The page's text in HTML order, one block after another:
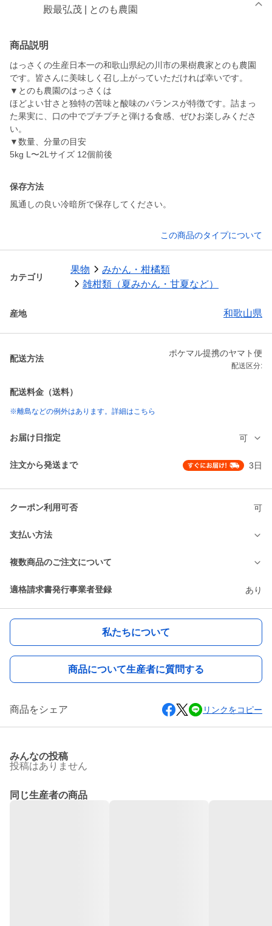
殿最弘茂 | とのも農園
商品説明
はっさくの生産日本一の和歌山県紀の川市の果樹農家とのも農園
です。皆さんに美味しく召し上がっていただければ幸いです。
▼とのも農園のはっさくは
ほどよい甘さと独特の苦味と酸味のバランスが特徴です。詰まっ
た果実に、口の中でプチプチと弾ける食感、ぜひお楽しみくださ
い。
▼数量、分量の目安
保存方法
風通しの良い冷暗所で保存してください。
この商品のタイプについて
カテゴリ
果物
みかん・柑橘類
雑柑類（夏みかん・甘夏など）
産地 和歌山県
配送方法
ポケマル提携のヤマト便
配送区分:
配送料金（送料）
※離島などの例外はあります。詳細はこちら
お届け日指定 可
注文から発送まで 3日
クーポン利用可否 可
支払い方法
複数商品のご注文について
適格請求書発行事業者登録 あり
私たちについて
商品について生産者に質問する
商品をシェア リンクをコピー
みんなの投稿
投稿はありません
同じ生産者の商品